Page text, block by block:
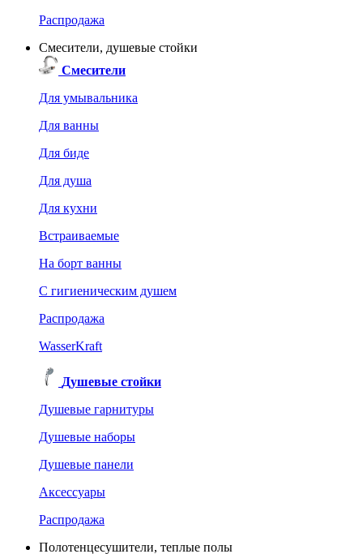
Распродажа
Смесители, душевые стойки
Смесители
Для умывальника
Для ванны
Для биде
Для душа
Для кухни
Встраиваемые
На борт ванны
C гигиеническим душем
Распродажа
WasserKraft
Душевые стойки
Душевые гарнитуры
Душевые наборы
Душевые панели
Аксессуары
Распродажа
Полотенцесушители, теплые полы